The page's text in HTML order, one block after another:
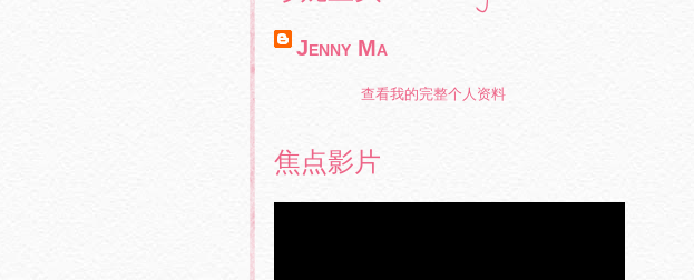
Jenny Ma
查看我的完整个人资料
焦点影片